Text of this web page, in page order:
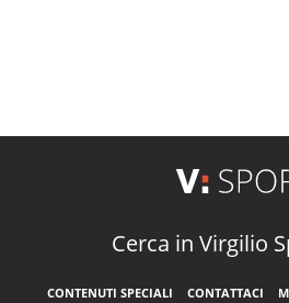
Cerca in Virgilio
CONTENUTI SPECIALI CONTATTACI